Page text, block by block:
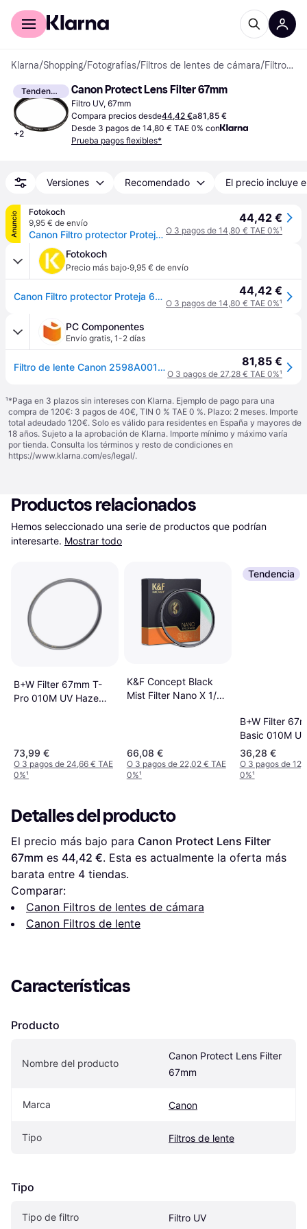
Comprar con Klarna
Klarna/Shopping/Fotografías/Filtros de lentes de cámara/ Filtros de lente
Tendencia
+2
Canon Protect Lens Filter 67mm
Filtro UV, 67mm
Compara precios desde44,42 €a81,85 €
Desde 3 pagos de 14,80 € TAE 0% con
Prueba pagos flexibles*
Versiones Recomendado El precio incluye
Anuncio
Fotokoch
9,95 € de envío
Canon Filtro protector Proteja 67 mm
44,42 €
O 3 pagos de 14,80 € TAE 0%¹
Fotokoch
Precio más bajo·9,95 € de envío
Canon Filtro protector Proteja 67 mm 44,42 €
O 3 pagos de 14,80 € TAE 0%¹
PC Componentes
Envío gratis, 1-2 días
Filtro de lente Canon 2598A001 67 mm protección neutra negro 81,85 €
O 3 pagos de 27,28 € TAE 0%¹
¹*Paga en 3 plazos sin intereses con Klarna. Ejemplo de pago para una
compra de 120€: 3 pagos de 40€, TIN 0 % TAE 0 %. Plazo: 2 meses. Importe
total adeudado 120€. Solo es válido para residentes en España y mayores de
18 años. Sujeto a la aprobación de Klarna. Importe mínimo y máximo varía
por tienda. Consulta los términos y resto de condiciones en
https://www.klarna.com/es/legal/.
Productos relacionados
Hemos seleccionado una serie de productos que podrían
interesarte. Mostrar todo
B+W Filter 67mm T-
Pro 010M UV Haze
73,99 €
O 3 pagos de 24,66 € TAE
0%¹
K&F Concept Black
Mist Filter Nano X 1/4
66,08 €
O 3 pagos de 22,02 € TAE
0%¹
Tendencia
B+W Filter
Basic 010M
MRC
36,28 €
O 3 pagos de
0%¹
Detalles del producto
El precio más bajo para Canon Protect Lens Filter
67mm es 44,42 €. Esta es actualmente la oferta más
barata entre 4 tiendas.
Comparar:
Canon Filtros de lentes de cámara
Canon Filtros de lente
Características
Producto
Nombre del producto
Canon Protect Lens Filter
67mm
Marca Canon
Tipo Filtros de lente
Tipo
Tipo de filtro Filtro UV